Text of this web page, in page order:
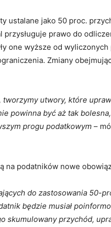
ustalane jako 50 proc.
prawo do
one wyższe od
Zmiany
tworzymy utwory, które
powinna być aż tak
progu podatkowym –
na podatników nowe
do zastosowania 50-
będzie musiał
skumulowany przychód,